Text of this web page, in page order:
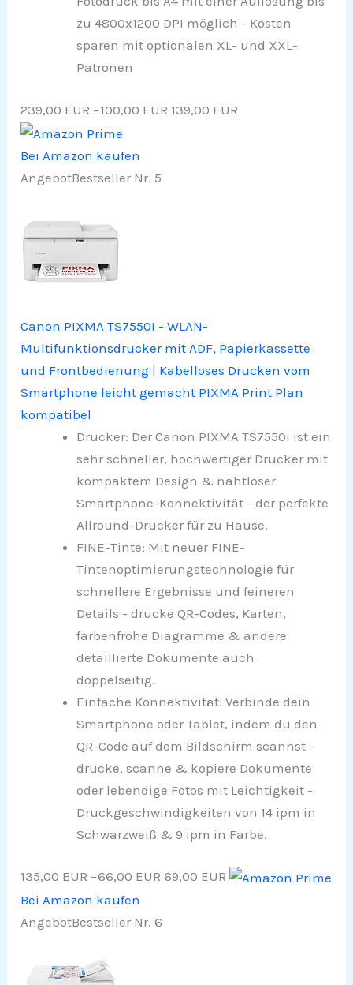
zu 4800x1200 DPI möglich - Kosten
sparen mit optionalen XL- und XXL-
Patronen
239,00 EUR −100,00 EUR 139,00 EUR
Bei Amazon kaufen
AngebotBestseller Nr. 5
Canon PIXMA TS7550I - WLAN-
Multifunktionsdrucker mit ADF, Papierkassette
und Frontbedienung | Kabelloses Drucken vom
Smartphone leicht gemacht PIXMA Print Plan
kompatibel
Drucker: Der Canon PIXMA TS7550i ist ein
sehr schneller, hochwertiger Drucker mit
kompaktem Design & nahtloser
Smartphone-Konnektivität - der perfekte
Allround-Drucker für zu Hause.
FINE-Tinte: Mit neuer FINE-
Tintenoptimierungstechnologie für
schnellere Ergebnisse und feineren
Details - drucke QR-Codes, Karten,
farbenfrohe Diagramme & andere
detaillierte Dokumente auch
doppelseitig.
Einfache Konnektivität: Verbinde dein
Smartphone oder Tablet, indem du den
QR-Code auf dem Bildschirm scannst -
drucke, scanne & kopiere Dokumente
oder lebendige Fotos mit Leichtigkeit -
Druckgeschwindigkeiten von 14 ipm in
Schwarzweiß & 9 ipm in Farbe.
135,00 EUR −66,00 EUR 69,00 EUR
Bei Amazon kaufen
AngebotBestseller Nr. 6